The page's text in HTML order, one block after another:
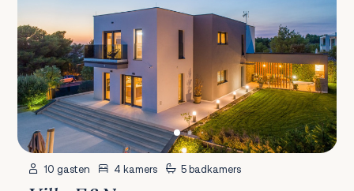
10 gasten 4 kamers 5 badkamers